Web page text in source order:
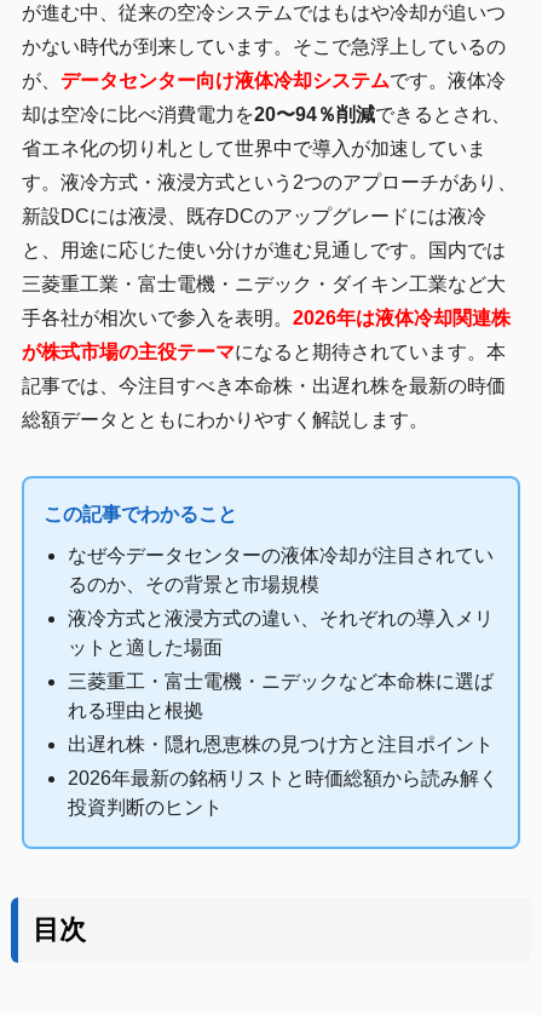
が進む中、従来の空冷システムではもはや冷却が追いつ
かない時代が到来しています。そこで急浮上しているの
が、 データセンター向け液体冷却システムです。液体冷
却は空冷に比べ消費電力を20〜94％削減できるとされ、
省エネ化の切り札として世界中で導入が加速していま
す。液冷方式・液浸方式という2つのアプローチがあり、
新設DCには液浸、既存DCのアップグレードには液冷
と、用途に応じた使い分けが進む見通しです。国内では
三菱重工業・富士電機・ニデック・ダイキン工業など大
手各社が相次いで参入を表明。 2026年は液体冷却関連株
が株式市場の主役テーマになると期待されています。本
記事では、今注目すべき本命株・出遅れ株を最新の時価
総額データとともにわかりやすく解説します。
この記事でわかること
なぜ今データセンターの液体冷却が注目されてい
るのか、その背景と市場規模
液冷方式と液浸方式の違い、それぞれの導入メリ
ットと適した場面
三菱重工・富士電機・ニデックなど本命株に選ば
れる理由と根拠
出遅れ株・隠れ恩恵株の見つけ方と注目ポイント
2026年最新の銘柄リストと時価総額から読み解く
投資判断のヒント
目次